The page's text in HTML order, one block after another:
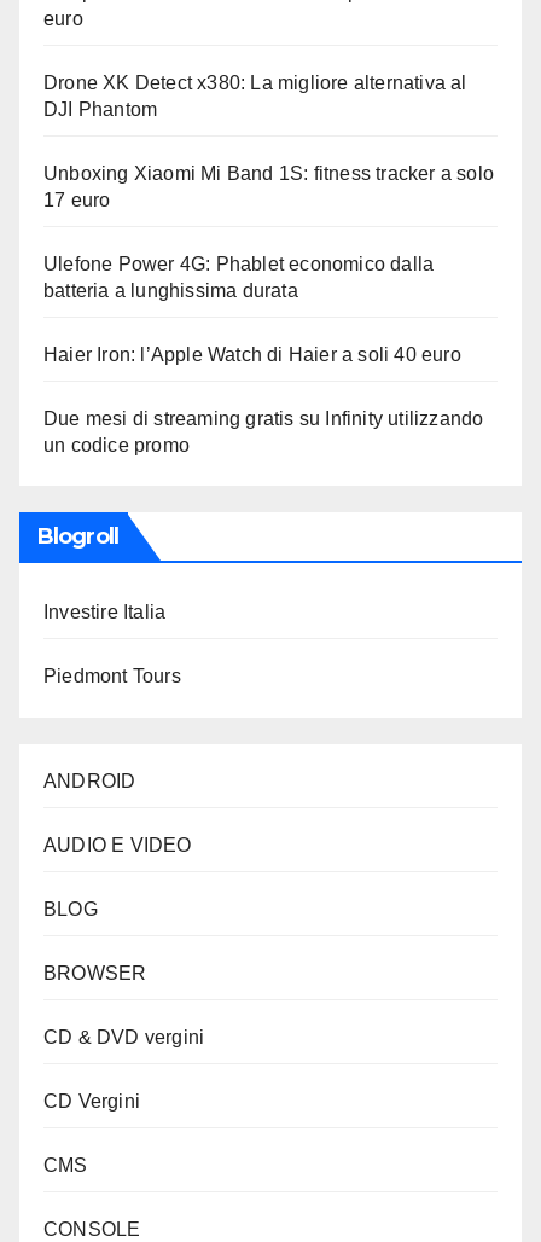
euro
Drone XK Detect x380: La migliore alternativa al
DJI Phantom
Unboxing Xiaomi Mi Band 1S: fitness tracker a solo
17 euro
Ulefone Power 4G: Phablet economico dalla
batteria a lunghissima durata
Haier Iron: l’Apple Watch di Haier a soli 40 euro
Due mesi di streaming gratis su Infinity utilizzando
un codice promo
Blogroll
Investire Italia
Piedmont Tours
ANDROID
AUDIO E VIDEO
BLOG
BROWSER
CD & DVD vergini
CD Vergini
CMS
CONSOLE